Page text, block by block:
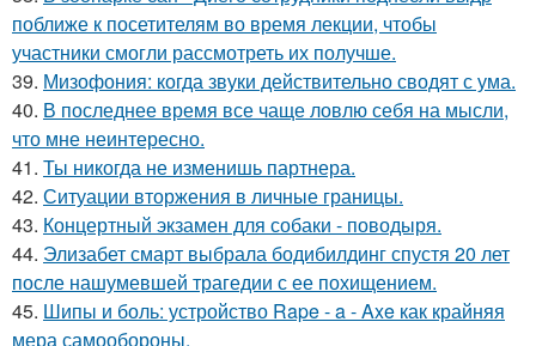
поближе к посетителям во время лекции, чтобы
участники смогли рассмотреть их получше.
39. Мизофония: когда звуки действительно сводят с ума.
40. В последнее время все чаще ловлю себя на мысли,
что мне неинтересно.
41. Ты никогда не изменишь партнера.
42. Ситуации вторжения в личные границы.
43. Концертный экзамен для собаки - поводыря.
44. Элизабет смарт выбрала бодибилдинг спустя 20 лет
после нашумевшей трагедии с ее похищением.
45. Шипы и боль: устройство Rape - a - Axe как крайняя
мера самообороны.